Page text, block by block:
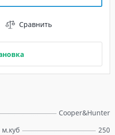
Cooper&Hunter
м.куб
250
Сравнить